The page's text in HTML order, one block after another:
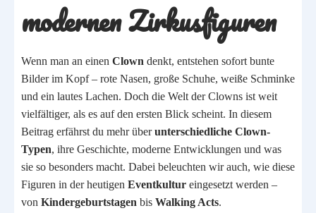
modernen Zirkusfiguren
Wenn man an einen Clown denkt, entstehen sofort bunte
Bilder im Kopf – rote Nasen, große Schuhe, weiße Schminke
und ein lautes Lachen. Doch die Welt der Clowns ist weit
vielfältiger, als es auf den ersten Blick scheint. In diesem
Beitrag erfährst du mehr überunterschiedliche Clown-
Typen, ihre Geschichte, moderne Entwicklungen und was
sie so besonders macht. Dabei beleuchten wir auch, wie diese
Figuren in der heutigen Eventkultur eingesetzt werden –
von Kindergeburtstagen bis Walking Acts.